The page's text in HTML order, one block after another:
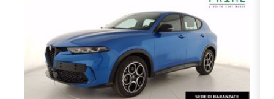
Supporto Lombare sedile guida
Tergicristalli automatico (Sensore Pioggia)
Traffic Sign Recognition